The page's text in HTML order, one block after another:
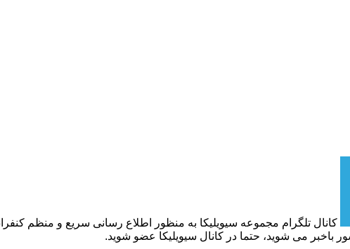
کانال تلگرام مجموعه سیویلیکا به منظور اطلاع رسانی سریع و منظم
باخبر می شوید، حتما در کانال سیویلیکا عضو شوید.